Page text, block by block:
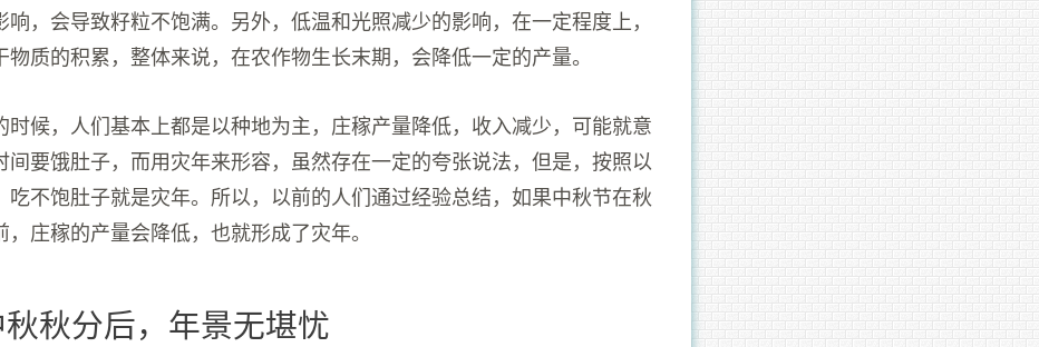
响，会导致籽粒不饱满。另外，低温和光照减少的影响，在一定程度上，
物质的积累，整体来说，在农作物生长末期，会降低一定的产量。
时候，人们基本上都是以种地为主，庄稼产量降低，收入减少，可能就意
间要饿肚子，而用灾年来形容，虽然存在一定的夸张说法，但是，按照以
吃不饱肚子就是灾年。所以，以前的人们通过经验总结，如果中秋节在秋
，庄稼的产量会降低，也就形成了灾年。
秋分后，年景无堪忧